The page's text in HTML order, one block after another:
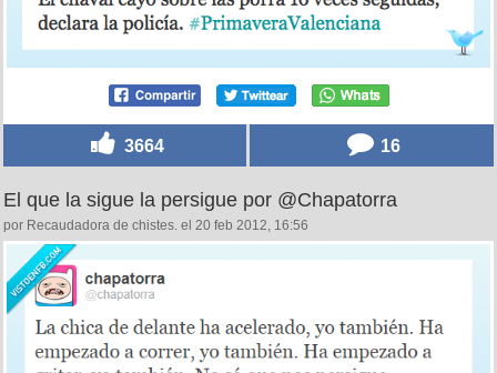
3664 16
El que la sigue la persigue por @Chapatorra
por Recaudadora de chistes. el 20 feb 2012, 16:56